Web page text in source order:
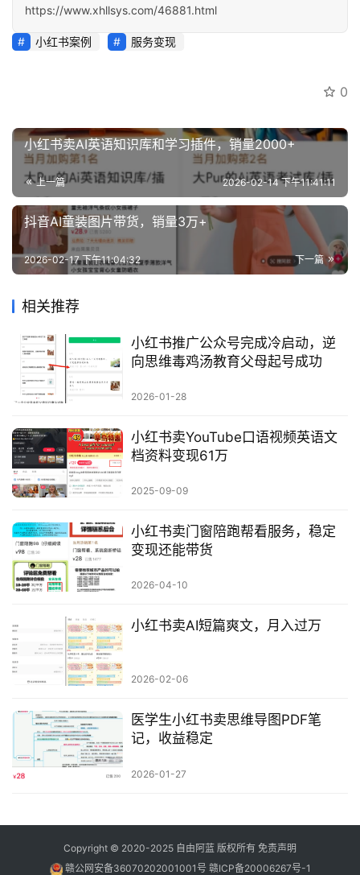
运
创
业
资
源
会
专
登录 注册
https://www.xhllsys.com/46881.html
小红书案例 服务变现
0
小红书卖AI英语知识库和学习插件，销量2000+
上一篇 2026-02-14 下午11:41:11
抖音AI童装图片带货，销量3万+
下一篇
2026-02-17 下午11:04:32
相关推荐
小红书推广公众号完成冷启动，逆
向思维毒鸡汤教育父母起号成功
2026-01-28
小红书卖YouTube口语视频英语文
档资料变现61万
2025-09-09
小红书卖门窗陪跑帮看服务，稳定
变现还能带货
2026-04-10
小红书卖AI短篇爽文，月入过万
2026-02-06
医学生小红书卖思维导图PDF笔
记，收益稳定
2026-01-27
Copyright © 2020-2025 自由阿蓝 版权所有 免责声明
赣公网安备36070202001001号 赣ICP备20006267号-1